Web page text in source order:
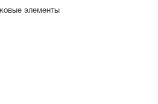
элементы